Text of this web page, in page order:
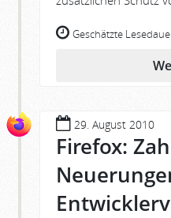
Geschätzte
29. August 2010
Firefox: